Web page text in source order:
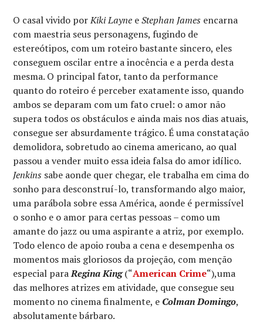
O casal vivido porKiki Layne eStephan James encarna
com maestria seus personagens, fugindo de
estereótipos, com um roteiro bastante sincero, eles
conseguem oscilar entre a inocência e a perda desta
mesma. O principal fator, tanto da performance
quanto do roteiro é perceber exatamente isso, quando
ambos se deparam com um fato cruel: o amor não
supera todos os obstáculos e ainda mais nos dias atuais,
consegue ser absurdamente trágico. É uma constatação
demolidora, sobretudo ao cinema americano, ao qual
passou a vender muito essa ideia falsa do amor idílico.
Jenkins sabe aonde quer chegar, ele trabalha em cima do
sonho para desconstruí-lo, transformando algo maior,
uma parábola sobre essa América, aonde é permissível
o sonho e o amor para certas pessoas – como um
amante do jazz ou uma aspirante a atriz, por exemplo.
Todo elenco de apoio rouba a cena e desempenha os
momentos mais gloriosos da projeção, com menção
especial paraRegina King(“American Crime“),uma
das melhores atrizes em atividade, que consegue seu
momento no cinema finalmente, e Colman Domingo,
absolutamente bárbaro.